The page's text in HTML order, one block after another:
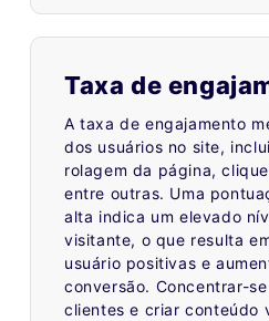
Taxa de
A taxa de engajamento
dos usuários no site,
rolagem da página,
entre outras. Uma
alta indica um elevado
visitante, o que resulta
usuário positivas e
conversão. Concentrar-
clientes e criar conteúdo